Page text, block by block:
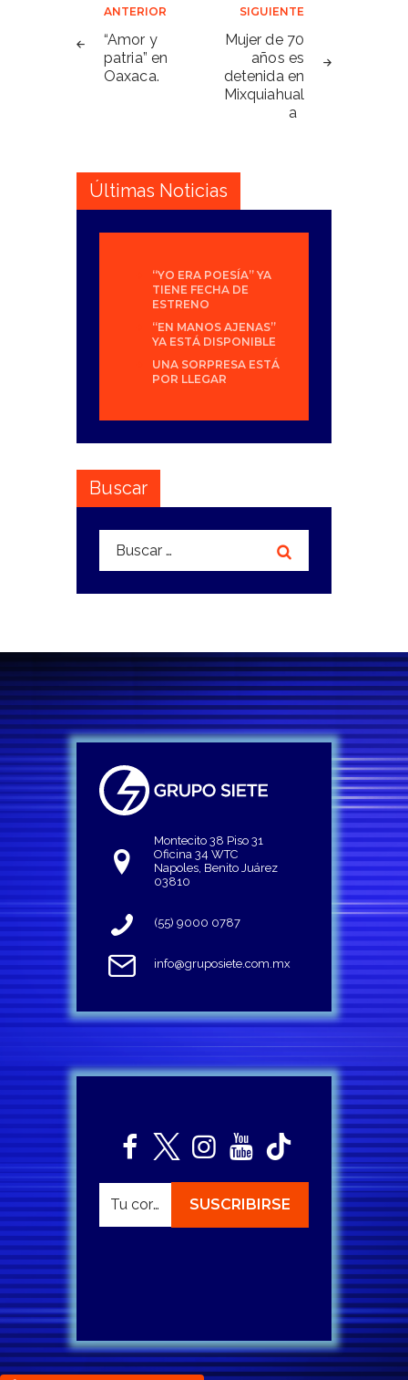
Navegación
de
entradas
ANTERIOR
“Amor y
patria” en
Oaxaca.
SIGUIENTE
Mujer de 70
años es
detenida en
Mixquiahual
a
Últimas Noticias
“YO ERA POESÍA” YA
TIENE FECHA DE
ESTRENO
“EN MANOS AJENAS”
YA ESTÁ DISPONIBLE
UNA SORPRESA ESTÁ
POR LLEGAR
Buscar
Buscar:
Montecito 38 Piso 31
Oficina 34 WTC
Napoles, Benito Juárez
03810
(55) 9000 0787
info@gruposiete.com.mx